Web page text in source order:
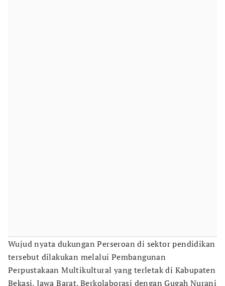
Wujud nyata dukungan Perseroan di sektor pendidikan
tersebut dilakukan melalui Pembangunan
Perpustakaan Multikultural yang terletak di Kabupaten
Bekasi, Jawa Barat. Berkolaborasi dengan Gugah Nurani